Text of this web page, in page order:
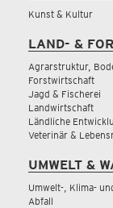
Kunst & Kultur
LAND- &
Agrarstruktur,
Forstwirtschaft
Jagd & Fischerei
Landwirtschaft
Ländliche
Veterinär &
UMWELT &
Umwelt-, Klima-
Abfall